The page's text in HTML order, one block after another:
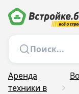
Аренда
техники в